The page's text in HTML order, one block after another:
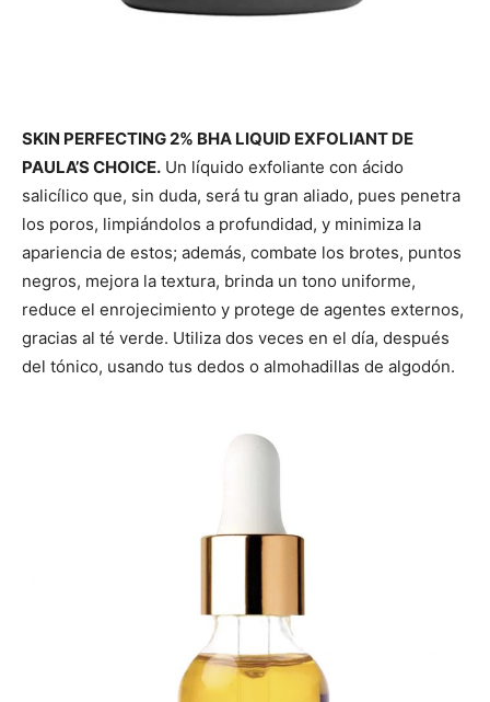
SKIN PERFECTING 2% BHA LIQUID EXFOLIANT DE
PAULA’S CHOICE. Un líquido exfoliante con ácido
salicílico que, sin duda, será tu gran aliado, pues penetra
los poros, limpiándolos a profundidad, y minimiza la
apariencia de estos; además, combate los brotes, puntos
negros, mejora la textura, brinda un tono uniforme,
reduce el enrojecimiento y protege de agentes externos,
gracias al té verde. Utiliza dos veces en el día, después
del tónico, usando tus dedos o almohadillas de algodón.